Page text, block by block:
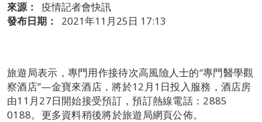
來源：
疫情記者會快訊
發布日期：
2021年11月25日 17:13
旅遊局表示，專門用作接待次高風險人士的“專門醫學觀
察酒店”—金寶來酒店，將於12月1日投入服務，酒店房
由11月27日開始接受預訂，預訂熱線電話：2885
0188。更多資料稍後將於旅遊局網頁公佈。